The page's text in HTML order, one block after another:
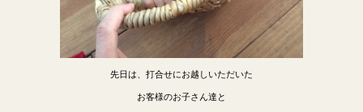
先日は、打合せにお越しいただいた
お客様のお子さん達と